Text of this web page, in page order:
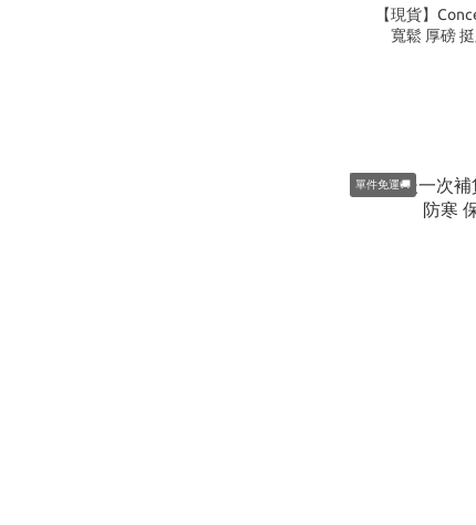
【現貨】
寬鬆 厚磅
單件免運🚚